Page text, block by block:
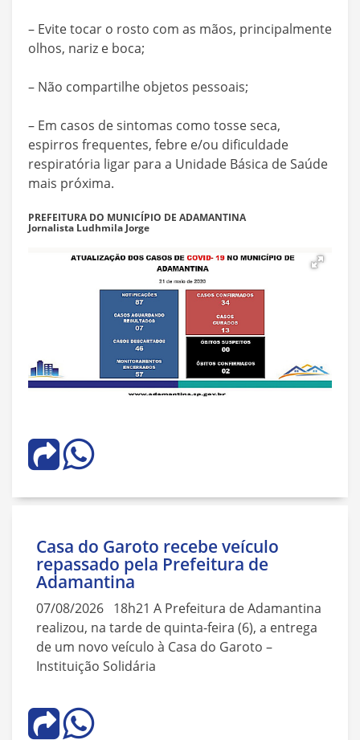
– Evite tocar o rosto com as mãos, principalmente
olhos, nariz e boca;
– Não compartilhe objetos pessoais;
– Em casos de sintomas como tosse seca,
espirros frequentes, febre e/ou dificuldade
respiratória ligar para a Unidade Básica de Saúde
mais próxima.
PREFEITURA DO MUNICÍPIO DE ADAMANTINA
Jornalista Ludhmila Jorge
Casa do Garoto recebe veículo
repassado pela Prefeitura de
Adamantina
07/08/2026 18h21 A Prefeitura de Adamantina
realizou, na tarde de quinta-feira (6), a entrega
de um novo veículo à Casa do Garoto –
Instituição Solidária